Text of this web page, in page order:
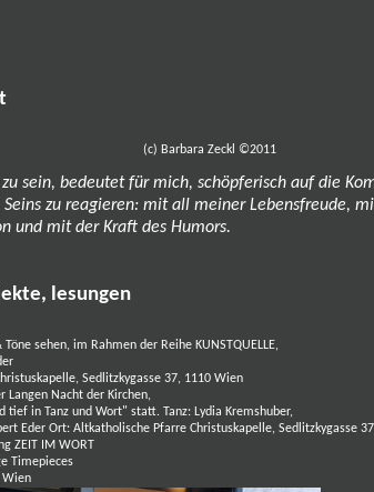
(c) Barbara Zeckl ©2011
sein, bedeutet für mich, schöpferisch auf die
zu reagieren: mit all meiner Lebensfreude,
und mit der Kraft des Humors.
lesungen
sehen, im Rahmen der Reihe KUNSTQUELLE,
Sedlitzkygasse 37, 1110 Wien
Langen Nacht der Kirchen,
tief in Tanz und Wort" statt. Tanz: Lydia Kremshuber,
Eder Ort: Altkatholische Pfarre Christuskapelle, Sedlitzkygasse
ZEIT IM WORT
Timepieces
Wien